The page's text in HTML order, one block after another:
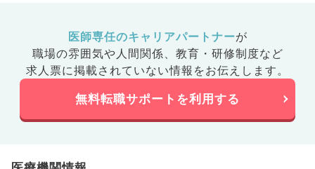
医師専任のキャリアパートナーが
職場の雰囲気や人間関係、 教育・研修制度など
求人票に掲載されていない情報をお伝えします。
無料転職サポートを利用する